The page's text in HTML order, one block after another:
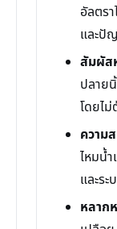
อัลตร
และปั
สัมผัส
ปลาย
โดยไ
ความ
ไหมน้
และร
หลาก